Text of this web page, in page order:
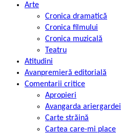
Arte
Cronica dramatică
Cronica filmului
Cronica muzicală
Teatru
Atitudini
Avanpremieră editorială
Comentarii critice
Apropieri
Avangarda ariergardei
Carte străină
Cartea care-mi place